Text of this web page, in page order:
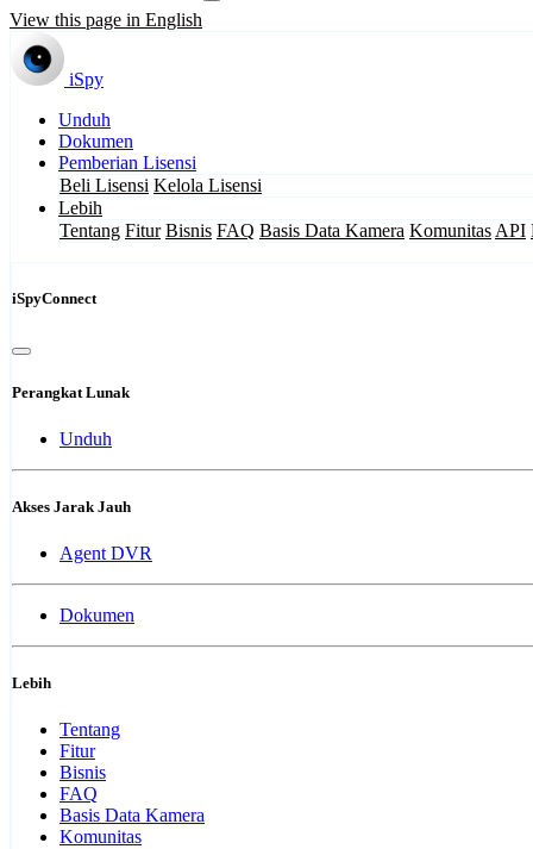
View this page in English
iSpy
Unduh
Dokumen
Pemberian Lisensi
Beli Lisensi Kelola Lisensi
Lebih
Tentang Fitur Bisnis FAQ Basis Data Kamera Komunitas API
iSpyConnect
Perangkat Lunak
Unduh
Akses Jarak Jauh
Agent DVR
Dokumen
Lebih
Tentang
Fitur
Bisnis
FAQ
Basis Data Kamera
Komunitas